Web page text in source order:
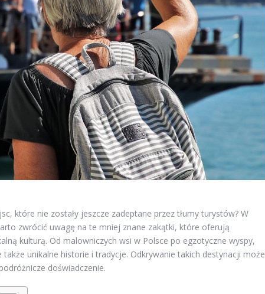
które nie zostały jeszcze zadeptane przez tłumy turystów? W
zwrócić uwagę na te mniej znane zakątki, które oferują
kulturą. Od malowniczych wsi w Polsce po egzotyczne wyspy,
unikalne historie i tradycje. Odkrywanie takich destynacji może
doświadczenie.